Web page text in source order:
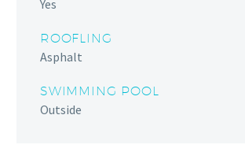
Yes
ROOFLING
Asphalt
SWIMMING POOL
Outside